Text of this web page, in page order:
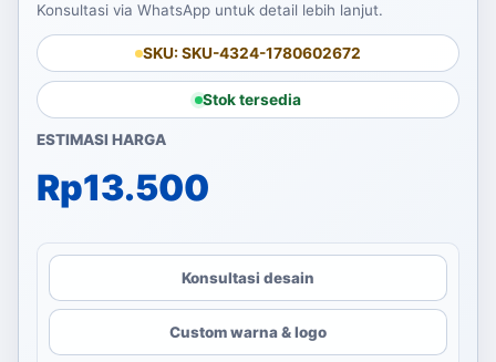
Konsultasi via WhatsApp untuk detail lebih lanjut.
SKU: SKU-4324-1780602672
Stok tersedia
ESTIMASI HARGA
Rp13.500
Konsultasi desain
Custom warna & logo